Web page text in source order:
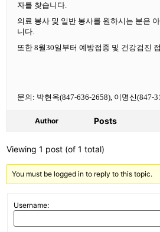
자를 찾습니다.
의료 봉사 및 일반 봉사를 원하시는 분은
니다.
또한 8월30일부터 예방접종 및 건강검진
문의: 박현옥(847-636-2658), 이명신(847-
Author Posts
Viewing 1 post (of 1 total)
You must be logged in to reply to this topic.
Username: